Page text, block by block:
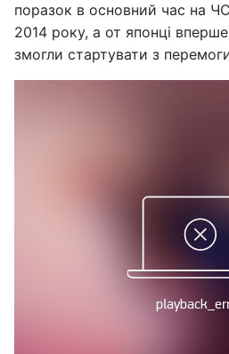
поразок в основний час на
2014 року, а от японці
змогли стартувати з